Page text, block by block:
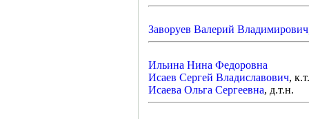
Заворуев Валерий Владимирович
Ильина Нина Федоровна
Исаев Сергей Владиславович,
Исаева Ольга Сергеевна, д.т.н.